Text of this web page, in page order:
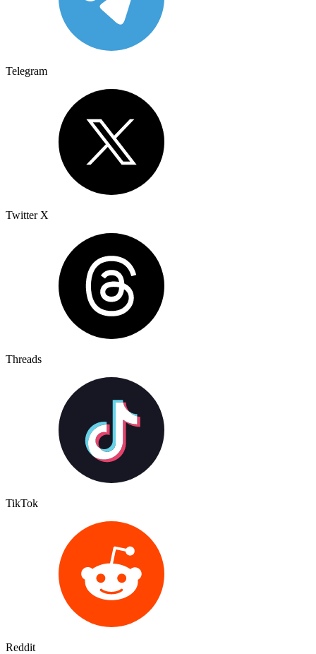
Telegram
Twitter X
Threads
TikTok
Reddit